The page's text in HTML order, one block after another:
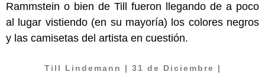
Rammstein o bien de Till fueron llegando de a poco
al lugar vistiendo (en su mayoría) los colores negros
y las camisetas del artista en cuestión.
Till Lindemann
| 31 de Diciembre |